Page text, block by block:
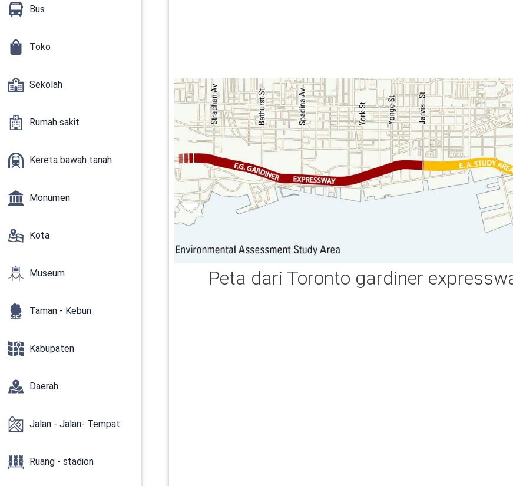
Bus
Toko
Sekolah
Rumah sakit
Kereta bawah tanah
Monumen
Kota
Museum
Taman - Kebun
Kabupaten
Daerah
Jalan - Jalan- Tempat
Ruang - stadion
Peta dari Toronto gardiner